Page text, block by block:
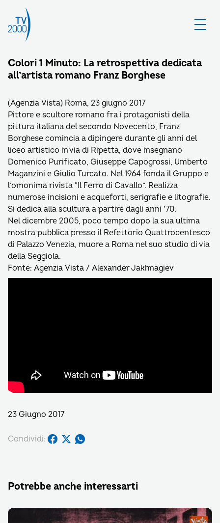
Colori 1 Minuto: La retrospettiva dedicata
all’artista romano Franz Borghese
(Agenzia Vista) Roma, 23 giugno 2017
Pittore e scultore romano fra i protagonisti della
pittura italiana del secondo Novecento, Franz
Borghese comincia a dipingere durante gli anni del
liceo artistico in via di Ripetta, dove insegnano
Domenico Purificato, Giuseppe Capogrossi, Umberto
Maganzini e Giulio Turcato. Nel 1964 fonda il Gruppo e
l’omonima rivista “Il Ferro di Cavallo”. Realizza
numerose incisioni e acqueforti, serigrafie e litografie.
Si dedica alla scultura a partire dagli anni ’70.
Nel dicembre 2005, poco tempo dopo la sua ultima
mostra pubblica presso il Refettorio Quattrocentesco
di Palazzo Venezia, muore a Roma nel suo studio di via
della Seggiola.
Fonte: Agenzia Vista / Alexander Jakhnagiev
23 Giugno 2017
Condividi:
Potrebbe anche interessarti